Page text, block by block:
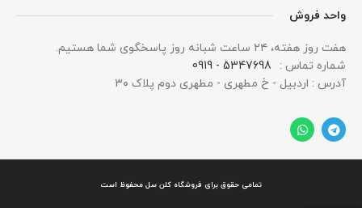
واحد فروش
هفت روز هفته، ۲۴ ساعت شبانه‌ روز پاسخگوی شما هستیم.
شماره تماس :
5347698 - 0919
آدرس : اردبیل - خ مطهری - مطهری دوم پلاک ۳۰
تمامی حقوق برای فروشگاه کلن سل محفوظ است